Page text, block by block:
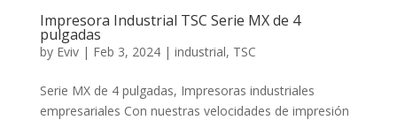
Impresora Industrial TSC Serie MX de 4
pulgadas
by Eviv| Feb 3, 2024| industrial, TSC
Serie MX de 4 pulgadas, Impresoras industriales
empresariales Con nuestras velocidades de impresión